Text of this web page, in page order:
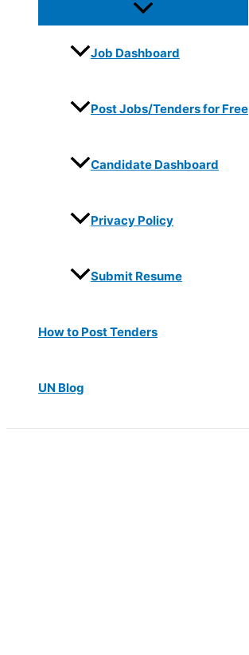
Job Dashboard
Post Jobs/Tenders for Free
Candidate Dashboard
Privacy Policy
Submit Resume
How to Post Tenders
UN Blog